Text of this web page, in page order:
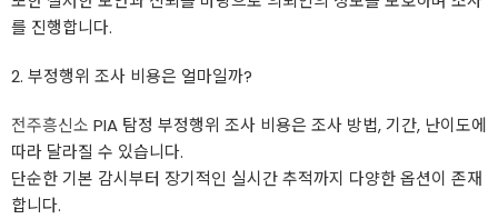
를 진행합니다.
2. 부정행위 조사 비용은 얼마일까? ​
전주흥신소 PIA 탐정 부정행위 조사 비용은 조사 방법, 기간, 난이도에
따라 달라질 수 있습니다.
단순한 기본 감시부터 장기적인 실시간 추적까지 다양한 옵션이 존재
합니다.